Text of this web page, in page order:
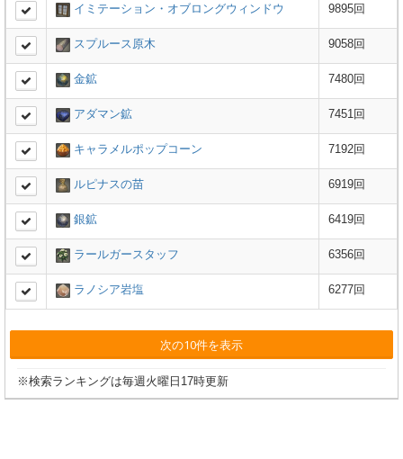
イミテーション・オブロングウィンドウ 9895回
スプルース原木 9058回
金鉱 7480回
アダマン鉱 7451回
キャラメルポップコーン 7192回
ルピナスの苗 6919回
銀鉱 6419回
ラールガースタッフ 6356回
ラノシア岩塩 6277回
次の10件を表示
※検索ランキングは毎週火曜日17時更新